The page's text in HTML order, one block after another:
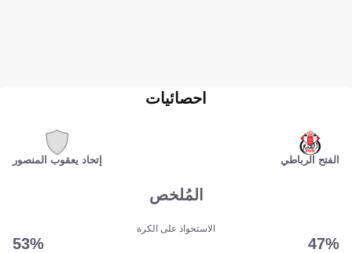
الفتح الرباطي
احصائيات
إتحاد يعقوب المنصور
المُلخص
الاستحواذ على الكرة
47‎%‎
53‎%‎